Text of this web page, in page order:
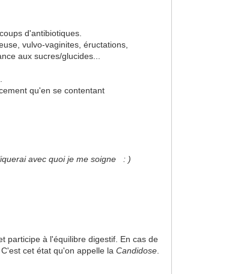
d'antibiotiques.
vulvo-vaginites, éructations,
aux sucres/glucides...
qu'en se contentant
avec quoi je me soigne : )
participe à l'équilibre digestif. En cas de
cet état qu'on appelle laCandidose